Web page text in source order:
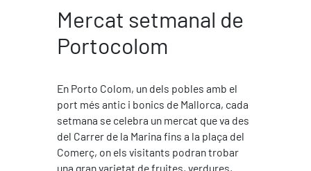
Mercat setmanal de
Portocolom
En Porto Colom, un dels pobles amb el
port més antic i bonics de Mallorca, cada
setmana se celebra un mercat que va des
del Carrer de la Marina fins a la plaça del
Comerç, on els visitants podran trobar
una gran varietat de fruites, verdures,